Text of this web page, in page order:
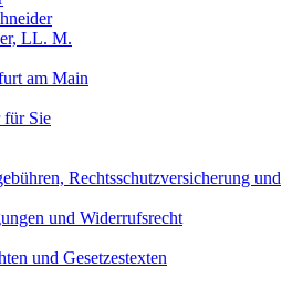
LL. M.
am Main
für Sie
Rechtsschutzversicherung und
und Widerrufsrecht
und Gesetzestexten